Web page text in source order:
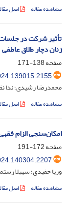
مشاهده مقاله اصل
تأثیر شرکت در
زنان دچار طلاق عاطفی
صفحه138-171
محمدرضا رشیدی؛ ندا
مشاهده مقاله اصل
امکان‌سنجی الزام
صفحه172-191
وریا حفیدی؛ سهیلا
مشاهده مقاله اصل